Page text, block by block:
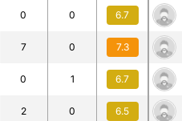
0 0 6.7
7 0 7.3
0 1 6.7
2 0 6.5